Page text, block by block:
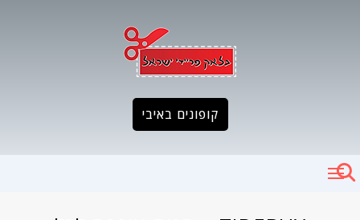
קופונים באיבי